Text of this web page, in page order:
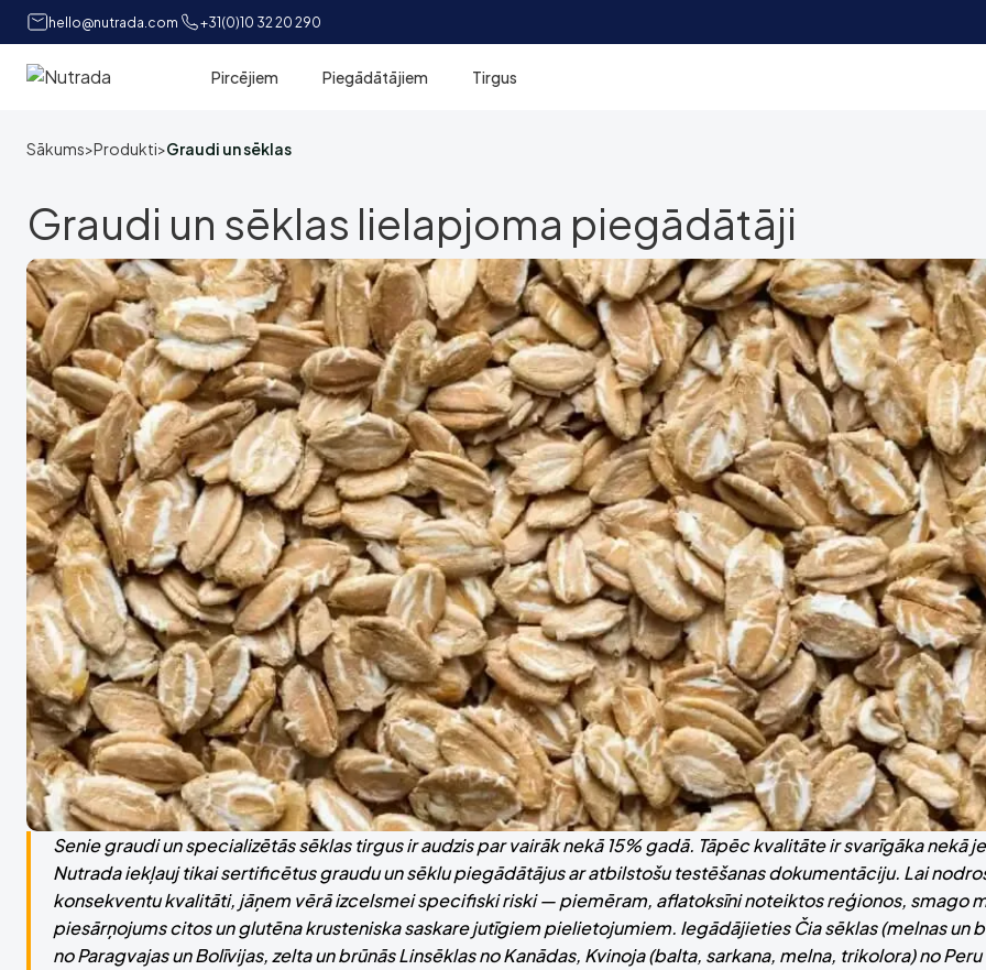
hello@nutrada.com +31(0)10 32 20 290
Sākums Pircējiem Piegādātājiem Tirgus
Sākums>Produkti>Graudi un sēklas
Graudi un sēklas lielapjoma piegādātāji
Senie graudi un specializētās sēklas tirgus ir audzis par vairāk nekā 15% gadā. Tāpēc kvalitāte ir svarīgāka nekā
Nutrada iekļauj tikai sertificētus graudu un sēklu piegādātājus ar atbilstošu testēšanas dokumentāciju. Lai
konsekventu kvalitāti, jāņem vērā izcelsmei specifiski riski — piemēram, aflatoksīni noteiktos reģionos, smago
piesārņojums citos un glutēna krusteniska saskare jutīgiem pielietojumiem. Iegādājieties Čia sēklas (melnas un
no Paragvajas un Bolīvijas, zelta un brūnās Linsēklas no Kanādas, Kvinoja (balta, sarkana, melna, trikolora) no Peru